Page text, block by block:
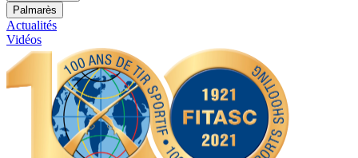
Palmarès
Actualités
Vidéos